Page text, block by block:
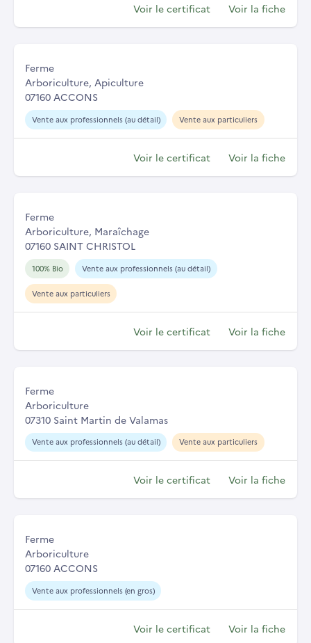
Voir le certificat Voir la fiche
Ferme
Arboriculture, Apiculture
07160 ACCONS
Vente aux professionnels (au détail) Vente aux particuliers
Voir le certificat Voir la fiche
Ferme
Arboriculture, Maraîchage
07160 SAINT CHRISTOL
100% Bio Vente aux professionnels (au détail)
Vente aux particuliers
Voir le certificat Voir la fiche
Ferme
Arboriculture
07310 Saint Martin de Valamas
Vente aux professionnels (au détail) Vente aux particuliers
Voir le certificat Voir la fiche
Ferme
Arboriculture
07160 ACCONS
Vente aux professionnels (en gros)
Voir le certificat Voir la fiche